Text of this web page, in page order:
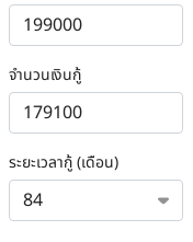
จำนวนเงินกู้
ระยะเวลากู้ (เดือน)